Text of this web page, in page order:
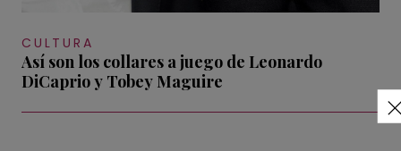
CULTURA
Así son los collares a juego de Leonardo
DiCaprio y Tobey Maguire